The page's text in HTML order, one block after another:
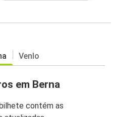
Venlo
em Berna
contém as